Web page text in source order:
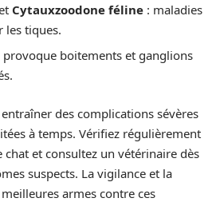
Cytauxzoodone féline : maladies
les tiques.
provoque boitements et ganglions
des complications sévères
à temps. Vérifiez régulièrement
chat et consultez un vétérinaire dès
suspects. La vigilance et la
armes contre ces